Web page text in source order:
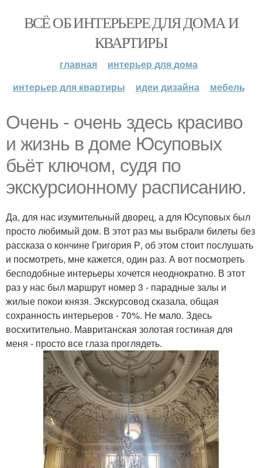
ВСЁ ОБ ИНТЕРЬЕРЕ ДЛЯ ДОМА И
КВАРТИРЫ
главная
интерьер для дома
интерьер для квартиры
идеи дизайна мебель
Очень - очень здесь красиво
и жизнь в доме Юсуповых
бьёт ключом, судя по
экскурсионному расписанию.
Да, для нас изумительный дворец, а для Юсуповых был
просто любимый дом. В этот раз мы выбрали билеты без
рассказа о кончине Григория Р, об этом стоит послушать
и посмотреть, мне кажется, один раз. А вот посмотреть
бесподобные интерьеры хочется неоднократно. В этот
раз у нас был маршрут номер 3 - парадные залы и
жилые покои князя. Экскурсовод сказала, общая
сохранность интерьеров - 70%. Не мало. Здесь
восхитительно. Мавританская золотая гостиная для
меня - просто все глаза проглядеть.